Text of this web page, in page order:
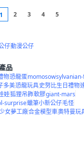
1 2 3 4 5
仔動漫公仔
品
物恐龍蛋momosow
多美恐龍玩具史努比生日禮物
娃狐狸吊飾軟膠giant-mars
surprise蠟筆小新公仔毛怪
女夢工廠合金模型車奧特曼玩